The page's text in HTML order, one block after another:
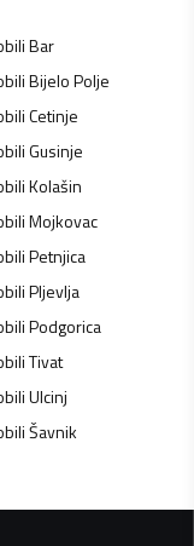
Bar
Bijelo Polje
Cetinje
Gusinje
Kolašin
Mojkovac
Petnjica
Pljevlja
Podgorica
Tivat
Ulcinj
Šavnik